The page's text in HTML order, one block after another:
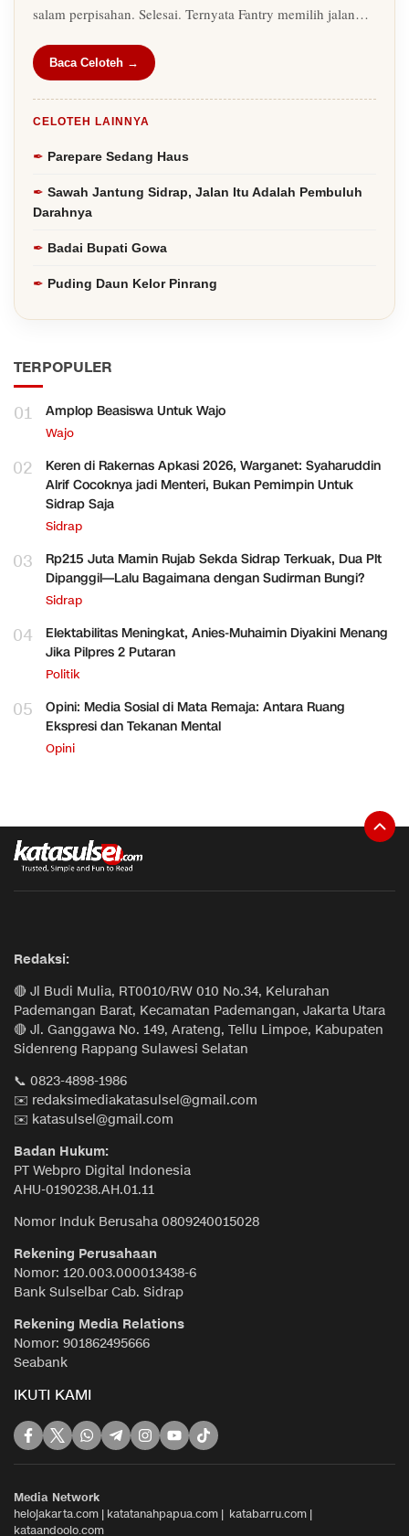
salam perpisahan. Selesai. Ternyata Fantry memilih jalan…
Baca Celoteh →
CELOTEH LAINNYA
Parepare Sedang Haus
Sawah Jantung Sidrap, Jalan Itu Adalah Pembuluh
Darahnya
Badai Bupati Gowa
Puding Daun Kelor Pinrang
TERPOPULER
01 Amplop Beasiswa Untuk Wajo
Wajo
02
Keren di Rakernas Apkasi 2026, Warganet: Syaharuddin
Alrif Cocoknya jadi Menteri, Bukan Pemimpin Untuk
Sidrap Saja
Sidrap
03
Rp215 Juta Mamin Rujab Sekda Sidrap Terkuak, Dua Plt
Dipanggil—Lalu Bagaimana dengan Sudirman Bungi?
Sidrap
04
Elektabilitas Meningkat, Anies-Muhaimin Diyakini Menang
Jika Pilpres 2 Putaran
Politik
05
Opini: Media Sosial di Mata Remaja: Antara Ruang
Ekspresi dan Tekanan Mental
Opini
Redaksi:
🔴 Jl Budi Mulia, RT0010/RW 010 No.34, Kelurahan
Pademangan Barat, Kecamatan Pademangan, Jakarta Utara
🔴 Jl. Ganggawa No. 149, Arateng, Tellu Limpoe, Kabupaten
Sidenreng Rappang Sulawesi Selatan
📞 0823-4898-1986
✉️ redaksimediakatasulsel@gmail.com
✉️ katasulsel@gmail.com
Badan Hukum:
PT Webpro Digital Indonesia
AHU-0190238.AH.01.11
Nomor Induk Berusaha 0809240015028
Rekening Perusahaan
Nomor: 120.003.000013438-6
Bank Sulselbar Cab. Sidrap
Rekening Media Relations
Nomor: 901862495666
Seabank
IKUTI KAMI
Media Network
helojakarta.com | katatanahpapua.com | katabarru.com |
kataandoolo.com